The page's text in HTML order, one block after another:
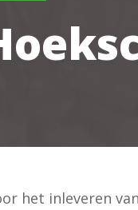
het inleveren van